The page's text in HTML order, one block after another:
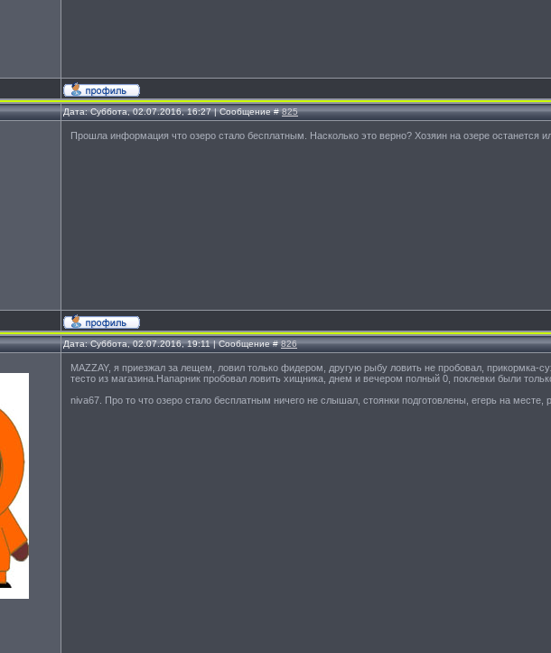
Дата: Суббота, 02.07.2016, 16:27 | Сообщение #825
Прошла информация что озеро стало бесплатным. Насколько это верно? Хозяин на озере останется
Дата: Суббота, 02.07.2016, 19:11 | Сообщение #826
MAZZAY, я приезжал за лещем, ловил только фидером, другую рыбу ловить не пробовал, прикормка-
тесто из магазина.Напарник пробовал ловить хищника, днем и вечером полный 0, поклевки были
niva67. Про то что озеро стало бесплатным ничего не слышал, стоянки подготовлены, егерь на месте,